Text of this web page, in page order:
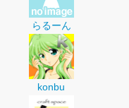
らるーん
konbu